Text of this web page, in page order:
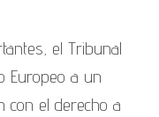
el Tribunal
Europeo a un
con el derecho a